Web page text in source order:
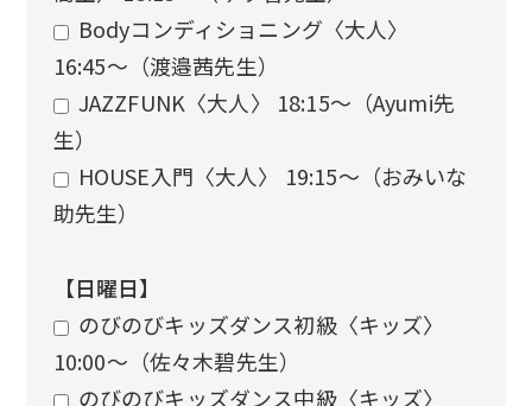
Bodyコンディショニング〈大人〉
16:45〜（渡邉茜先生）
JAZZFUNK〈大人〉 18:15〜（Ayumi先
生）
HOUSE入門〈大人〉 19:15〜（おみいな
助先生）
【日曜日】
のびのびキッズダンス初級〈キッズ〉
10:00〜（佐々木碧先生）
のびのびキッズダンス中級〈キッズ〉